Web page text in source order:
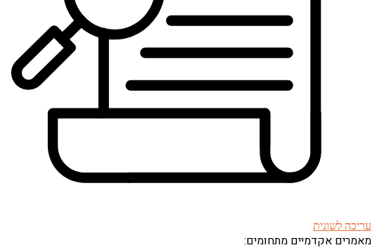
עריכה לשונית
מאמרים אקדמיים מתחומים: